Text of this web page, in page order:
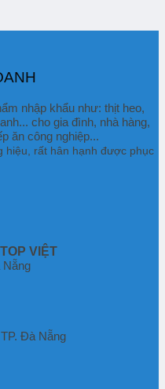
nhập khẩu như: thịt heo,
cho gia đình, nhà hàng,
ăn công nghiệp...
hiệu, rất hân hạnh được phục
VIỆT
Nẵng
Đà Nẵng